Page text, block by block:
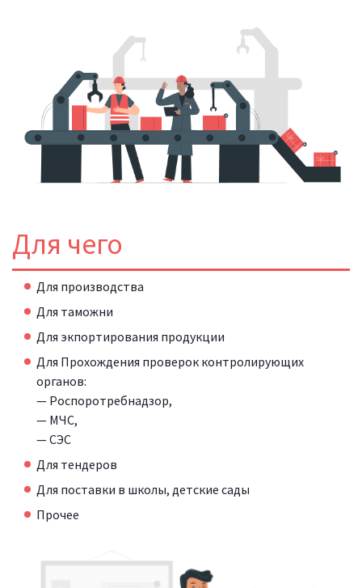
Для чего
Для производства
Для таможни
Для экпортирования продукции
Для Прохождения проверок контролирующих
органов:
— Роспоротребнадзор,
— МЧС,
— СЭС
Для тендеров
Для поставки в школы, детские сады
Прочее